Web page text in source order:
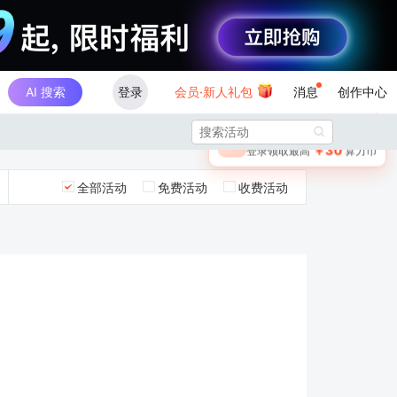
AI 搜索 登录 会员·新人礼包 消息 创作中心
🎁 未登录
登录领取最高￥30算力币

全部活动 免费活动 收费活动